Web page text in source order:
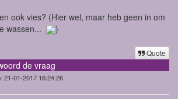
ook vies? (Hier wel, maar heb geen in om
wassen...
)
Quote
de vraag
21-01-2017 16:24:26